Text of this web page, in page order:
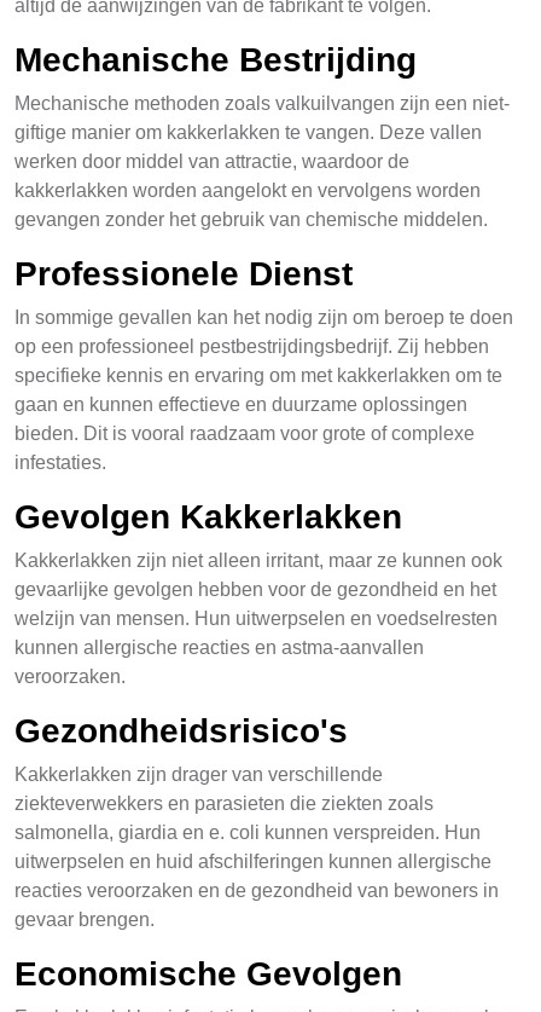
altijd de aanwijzingen van de fabrikant te volgen.
Mechanische Bestrijding
Mechanische methoden zoals valkuilvangen zijn een niet-
giftige manier om kakkerlakken te vangen. Deze vallen
werken door middel van attractie, waardoor de
kakkerlakken worden aangelokt en vervolgens worden
gevangen zonder het gebruik van chemische middelen.
Professionele Dienst
In sommige gevallen kan het nodig zijn om beroep te doen
op een professioneel pestbestrijdingsbedrijf. Zij hebben
specifieke kennis en ervaring om met kakkerlakken om te
gaan en kunnen effectieve en duurzame oplossingen
bieden. Dit is vooral raadzaam voor grote of complexe
infestaties.
Gevolgen Kakkerlakken
Kakkerlakken zijn niet alleen irritant, maar ze kunnen ook
gevaarlijke gevolgen hebben voor de gezondheid en het
welzijn van mensen. Hun uitwerpselen en voedselresten
kunnen allergische reacties en astma-aanvallen
veroorzaken.
Gezondheidsrisico's
Kakkerlakken zijn drager van verschillende
ziekteverwekkers en parasieten die ziekten zoals
salmonella, giardia en e. coli kunnen verspreiden. Hun
uitwerpselen en huid afschilferingen kunnen allergische
reacties veroorzaken en de gezondheid van bewoners in
gevaar brengen.
Economische Gevolgen